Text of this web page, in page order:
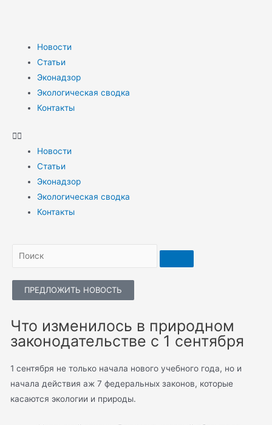
Новости
Статьи
Эконадзор
Экологическая сводка
Контакты
Новости
Статьи
Эконадзор
Экологическая сводка
Контакты
ПРЕДЛОЖИТЬ НОВОСТЬ
Что изменилось в природном
законодательстве с 1 сентября
1 сентября не только начала нового учебного года, но и
начала действия аж 7 федеральных законов, которые
касаются экологии и природы.